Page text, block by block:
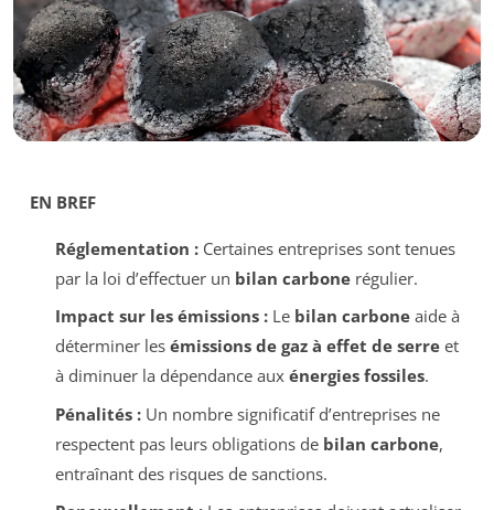
EN BREF
Réglementation :Certaines entreprises sont tenues
par la loi d’effectuer un bilan carbonerégulier.
Impact sur les émissions :Le bilan carboneaide à
déterminer les émissions de gaz à effet de serreet
à diminuer la dépendance aux énergies fossiles.
Pénalités :Un nombre significatif d’entreprises ne
respectent pas leurs obligations de bilan carbone,
entraînant des risques de sanctions.